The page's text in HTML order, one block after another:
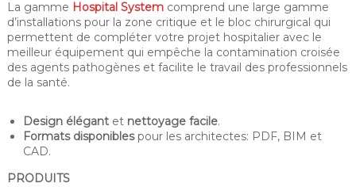
La gamme Hospital Systemcomprend une large gamme
d’installations pour la zone critique et le bloc chirurgical qui
permettent de compléter votre projet hospitalier avec le
meilleur équipement qui empêche la contamination croisée
des agents pathogènes et facilite le travail des professionnels
de la santé.
Design élégantet nettoyage facile.
Formats disponiblespour les architectes: PDF, BIM et
CAD.
PRODUITS